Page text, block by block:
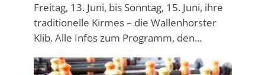
Freitag, 13. Juni, bis Sonntag, 15. Juni, ihre
traditionelle Kirmes – die Wallenhorster
Klib. Alle Infos zum Programm, den...